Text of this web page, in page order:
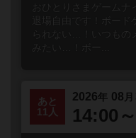
おひとりさまゲーム
退場自由です！ボー
られない…！いつもの
あと
11人
2026年 08 月
14:00